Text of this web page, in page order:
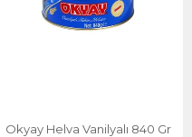
Okyay Helva Vanilyalı 840 Gr